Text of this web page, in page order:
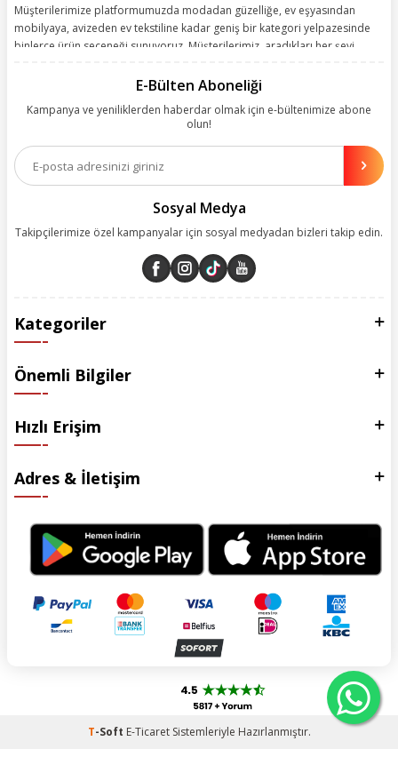
Müşterilerimize platformumuzda modadan güzelliğe, ev eşyasından
mobilyaya, avizeden ev tekstiline kadar geniş bir kategori yelpazesinde
binlerce ürün seçeneği sunuyoruz. Müşterilerimiz, aradıkları her şeyi
kolay, kusursuz ve keyifli bir alışveriş yolculuğu sunarken deneyiminize
olanakları sunuyoruz. Çalışmalarımızı müşterilerimizin memnuniyetini
esas alarak yürütüyoruz.
E-Bülten Aboneliği
Kampanya ve yeniliklerden haberdar olmak için e-bültenimize abone
olun!
Sosyal Medya
Takipçilerimize özel kampanyalar için sosyal medyadan bizleri takip edin.
Kategoriler
Önemli Bilgiler
Hızlı Erişim
Adres & İletişim
T-Soft E-TicaretSistemleriyle Hazırlanmıştır.